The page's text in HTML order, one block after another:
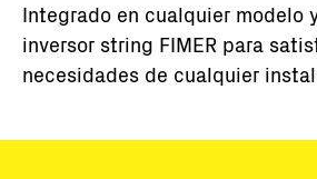
Integrado en cualquier modelo
inversor string FIMER para
necesidades de cualquier